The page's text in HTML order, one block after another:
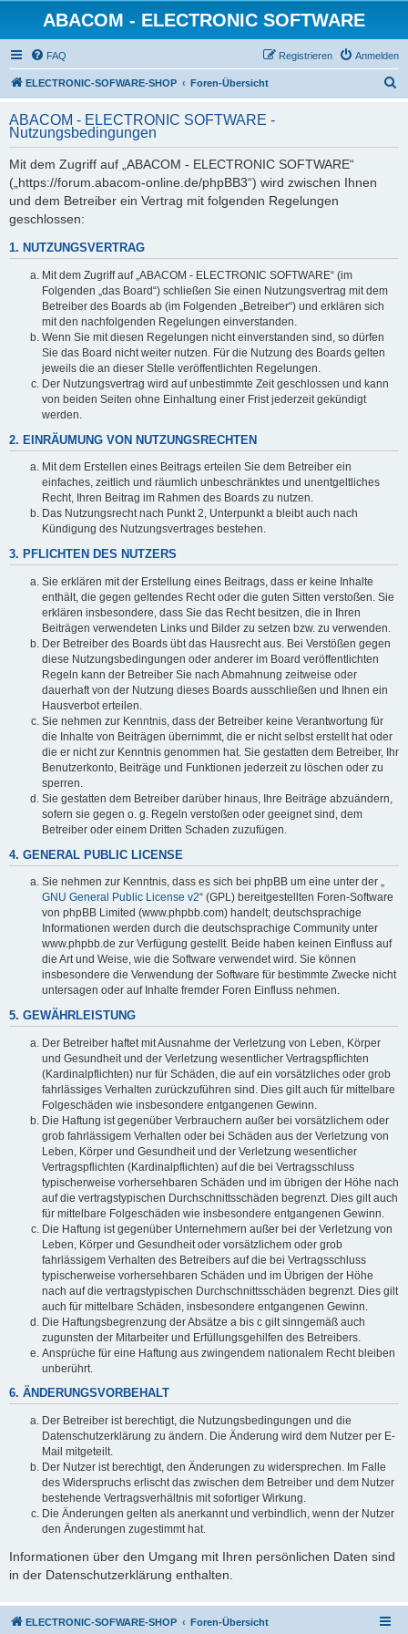
ABACOM - ELECTRONIC SOFTWARE
FAQ Anmelden
Registrieren
ELECTRONIC-SOFWARE-SHOP Foren-Übersicht
h
ABACOM - ELECTRONIC SOFTWARE -
Nutzungsbedingungen
Mit dem Zugriff auf „ABACOM - ELECTRONIC SOFTWARE“
(„https://forum.abacom-online.de/phpBB3“) wird zwischen Ihnen
und dem Betreiber ein Vertrag mit folgenden Regelungen
geschlossen:
1. NUTZUNGSVERTRAG
Mit dem Zugriff auf „ABACOM - ELECTRONIC SOFTWARE“ (im
Folgenden „das Board“) schließen Sie einen Nutzungsvertrag mit dem
Betreiber des Boards ab (im Folgenden „Betreiber“) und erklären sich
mit den nachfolgenden Regelungen einverstanden.
Wenn Sie mit diesen Regelungen nicht einverstanden sind, so dürfen
Sie das Board nicht weiter nutzen. Für die Nutzung des Boards gelten
jeweils die an dieser Stelle veröffentlichten Regelungen.
Der Nutzungsvertrag wird auf unbestimmte Zeit geschlossen und kann
von beiden Seiten ohne Einhaltung einer Frist jederzeit gekündigt
werden.
2. EINRÄUMUNG VON NUTZUNGSRECHTEN
Mit dem Erstellen eines Beitrags erteilen Sie dem Betreiber ein
einfaches, zeitlich und räumlich unbeschränktes und unentgeltliches
Recht, Ihren Beitrag im Rahmen des Boards zu nutzen.
Das Nutzungsrecht nach Punkt 2, Unterpunkt a bleibt auch nach
Kündigung des Nutzungsvertrages bestehen.
3. PFLICHTEN DES NUTZERS
Sie erklären mit der Erstellung eines Beitrags, dass er keine Inhalte
enthält, die gegen geltendes Recht oder die guten Sitten verstoßen. Sie
erklären insbesondere, dass Sie das Recht besitzen, die in Ihren
Beiträgen verwendeten Links und Bilder zu setzen bzw. zu verwenden.
Der Betreiber des Boards übt das Hausrecht aus. Bei Verstößen gegen
diese Nutzungsbedingungen oder anderer im Board veröffentlichten
Regeln kann der Betreiber Sie nach Abmahnung zeitweise oder
dauerhaft von der Nutzung dieses Boards ausschließen und Ihnen ein
Hausverbot erteilen.
Sie nehmen zur Kenntnis, dass der Betreiber keine Verantwortung für
die Inhalte von Beiträgen übernimmt, die er nicht selbst erstellt hat oder
die er nicht zur Kenntnis genommen hat. Sie gestatten dem Betreiber, Ihr
Benutzerkonto, Beiträge und Funktionen jederzeit zu löschen oder zu
sperren.
Sie gestatten dem Betreiber darüber hinaus, Ihre Beiträge abzuändern,
sofern sie gegen o. g. Regeln verstoßen oder geeignet sind, dem
Betreiber oder einem Dritten Schaden zuzufügen.
4. GENERAL PUBLIC LICENSE
Sie nehmen zur Kenntnis, dass es sich bei phpBB um eine unter der „
GNU General Public License v2“ (GPL) bereitgestellten Foren-Software
von phpBB Limited (www.phpbb.com) handelt; deutschsprachige
Informationen werden durch die deutschsprachige Community unter
www.phpbb.de zur Verfügung gestellt. Beide haben keinen Einfluss auf
die Art und Weise, wie die Software verwendet wird. Sie können
insbesondere die Verwendung der Software für bestimmte Zwecke nicht
untersagen oder auf Inhalte fremder Foren Einfluss nehmen.
5. GEWÄHRLEISTUNG
Der Betreiber haftet mit Ausnahme der Verletzung von Leben, Körper
und Gesundheit und der Verletzung wesentlicher Vertragspflichten
(Kardinalpflichten) nur für Schäden, die auf ein vorsätzliches oder grob
fahrlässiges Verhalten zurückzuführen sind. Dies gilt auch für mittelbare
Folgeschäden wie insbesondere entgangenen Gewinn.
Die Haftung ist gegenüber Verbrauchern außer bei vorsätzlichem oder
grob fahrlässigem Verhalten oder bei Schäden aus der Verletzung von
Leben, Körper und Gesundheit und der Verletzung wesentlicher
Vertragspflichten (Kardinalpflichten) auf die bei Vertragsschluss
typischerweise vorhersehbaren Schäden und im übrigen der Höhe nach
auf die vertragstypischen Durchschnittsschäden begrenzt. Dies gilt auch
für mittelbare Folgeschäden wie insbesondere entgangenen Gewinn.
Die Haftung ist gegenüber Unternehmern außer bei der Verletzung von
Leben, Körper und Gesundheit oder vorsätzlichem oder grob
fahrlässigem Verhalten des Betreibers auf die bei Vertragsschluss
typischerweise vorhersehbaren Schäden und im Übrigen der Höhe
nach auf die vertragstypischen Durchschnittsschäden begrenzt. Dies gilt
auch für mittelbare Schäden, insbesondere entgangenen Gewinn.
Die Haftungsbegrenzung der Absätze a bis c gilt sinngemäß auch
zugunsten der Mitarbeiter und Erfüllungsgehilfen des Betreibers.
Ansprüche für eine Haftung aus zwingendem nationalem Recht bleiben
unberührt.
6. ÄNDERUNGSVORBEHALT
Der Betreiber ist berechtigt, die Nutzungsbedingungen und die
Datenschutzerklärung zu ändern. Die Änderung wird dem Nutzer per E-
Mail mitgeteilt.
Der Nutzer ist berechtigt, den Änderungen zu widersprechen. Im Falle
des Widerspruchs erlischt das zwischen dem Betreiber und dem Nutzer
bestehende Vertragsverhältnis mit sofortiger Wirkung.
Die Änderungen gelten als anerkannt und verbindlich, wenn der Nutzer
den Änderungen zugestimmt hat.
Informationen über den Umgang mit Ihren persönlichen Daten sind
in der Datenschutzerklärung enthalten.
ELECTRONIC-SOFWARE-SHOP Foren-Übersicht